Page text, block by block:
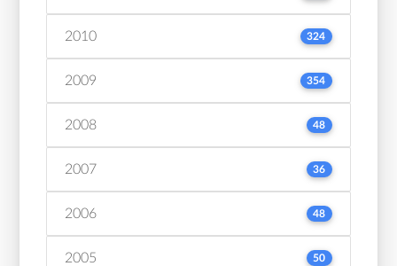
2010 324
2009 354
2008 48
2007 36
2006 48
2005 50